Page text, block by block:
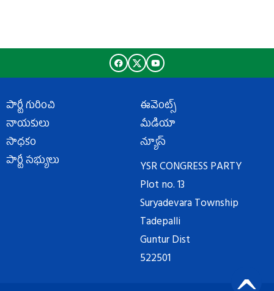
పార్టీ గురించి
నాయకులు
సాధకం
పార్టీ సభ్యులు
ఈవెంట్స్
మీడియా
న్యూస్
YSR CONGRESS PARTY
Plot no. 13
Suryadevara Township
Tadepalli
Guntur Dist
522501